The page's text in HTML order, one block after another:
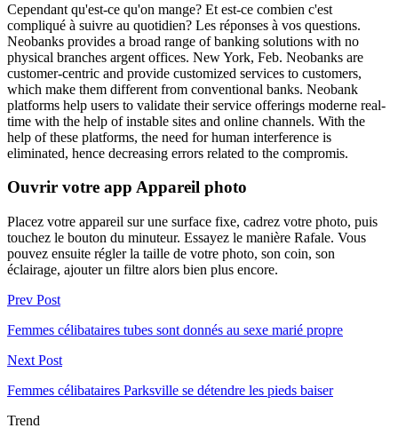
Cependant qu'est-ce qu'on mange? Et est-ce combien c'est
compliqué à suivre au quotidien? Les réponses à vos questions.
Neobanks provides a broad range of banking solutions with no
physical branches argent offices. New York, Feb. Neobanks are
customer-centric and provide customized services to customers,
which make them different from conventional banks. Neobank
platforms help users to validate their service offerings moderne real-
time with the help of instable sites and online channels. With the
help of these platforms, the need for human interference is
eliminated, hence decreasing errors related to the compromis.
Ouvrir votre app Appareil photo
Placez votre appareil sur une surface fixe, cadrez votre photo, puis
touchez le bouton du minuteur. Essayez le manière Rafale. Vous
pouvez ensuite régler la taille de votre photo, son coin, son
éclairage, ajouter un filtre alors bien plus encore.
Prev Post
Femmes célibataires tubes sont donnés au sexe marié propre
Next Post
Femmes célibataires Parksville se détendre les pieds baiser
Trend